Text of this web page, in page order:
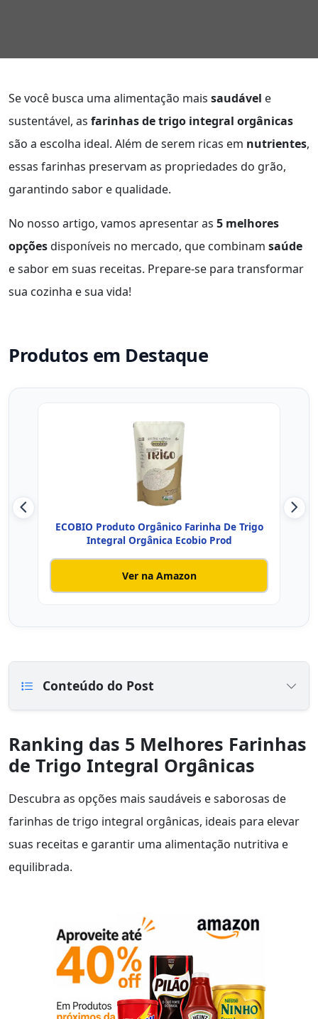
Se você busca uma alimentação mais saudável e
sustentável, as farinhas de trigo integral orgânicas
são a escolha ideal. Além de serem ricas em nutrientes,
essas farinhas preservam as propriedades do grão,
garantindo sabor e qualidade.
No nosso artigo, vamos apresentar as 5 melhores
opçõesdisponíveis no mercado, que combinam saúde
e sabor em suas receitas. Prepare-se para transformar
sua cozinha e sua vida!
Produtos em Destaque
ECOBIO Produto Orgânico Farinha De Trigo
Integral Orgânica Ecobio Prod
Ver na Amazon
Conteúdo do Post
Ranking das 5 Melhores Farinhas
de Trigo Integral Orgânicas
Descubra as opções mais saudáveis e saborosas de
farinhas de trigo integral orgânicas, ideais para elevar
suas receitas e garantir uma alimentação nutritiva e
equilibrada.